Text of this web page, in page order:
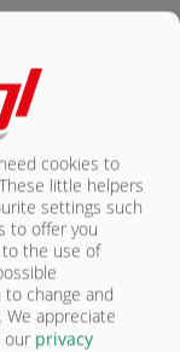
À
EMK
110
cookies to
little helpers
settings such
to offer you
to the use of
change and
appreciate
our privacy